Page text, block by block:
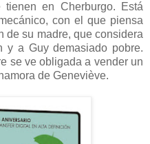
en Cherburgo. Está
con el que piensa
de su madre, que considera
y a Guy demasiado pobre.
se ve obligada a vender un
de Geneviève.